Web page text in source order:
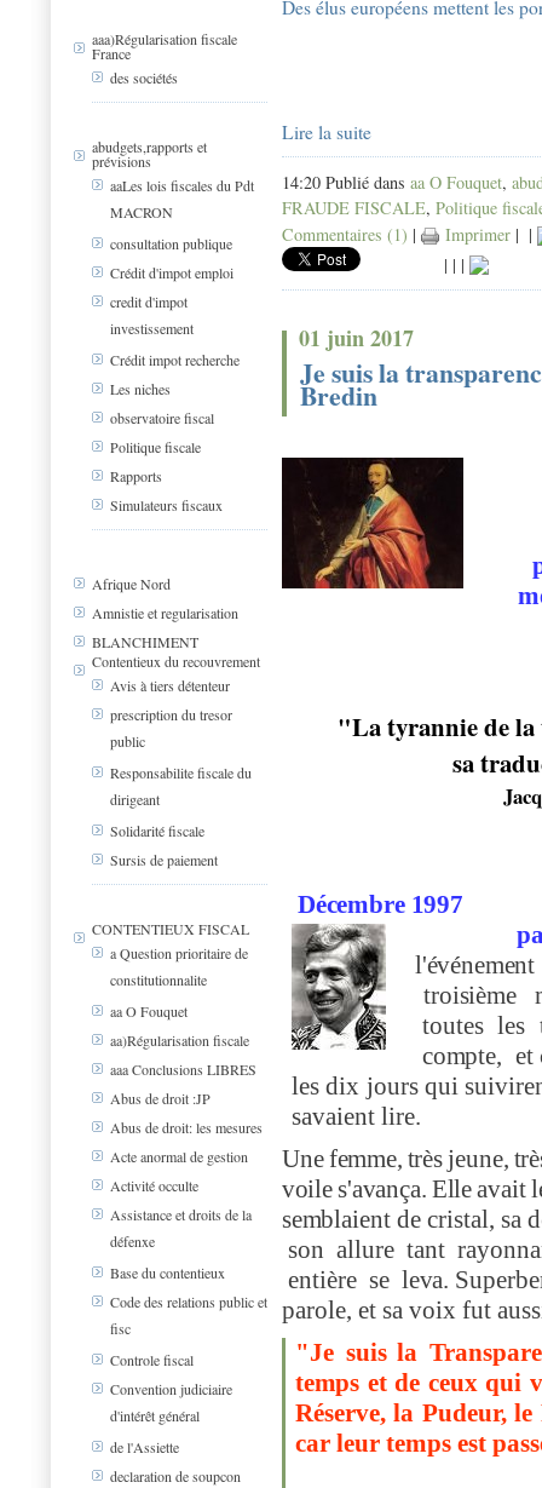
aaa)Régularisation fiscale
France
des sociétés
abudgets,rapports et
prévisions
aaLes lois fiscales du Pdt
MACRON
consultation publique
Crédit d'impot emploi
credit d'impot
investissement
Crédit impot recherche
Les niches
observatoire fiscal
Politique fiscale
Rapports
Simulateurs fiscaux
Afrique Nord
Amnistie et regularisation
BLANCHIMENT
Contentieux du recouvrement
Avis à tiers détenteur
prescription du tresor
public
Responsabilite fiscale du
dirigeant
Solidarité fiscale
Sursis de paiement
CONTENTIEUX FISCAL
a Question prioritaire de
constitutionnalite
aa O Fouquet
aa)Régularisation fiscale
aaa Conclusions LIBRES
Abus de droit :JP
Abus de droit: les mesures
Acte anormal de gestion
Activité occulte
Assistance et droits de la
défenxe
Base du contentieux
Code des relations public et
fisc
Controle fiscal
Convention judiciaire
d'intérêt général
de l'Assiette
declaration de soupcon
Des élus européens mettent les
Lire la suite
14:20 Publié dans aa O Fouquet,
FRAUDE FISCALE, Politique
Commentaires (1) | Imprimer | |
| | |
01 juin 2017
Je suis la
Bredin
"La tyrannie de la
sa
Décembre 1997
l'événemen
troisième
toutes les
compte, et
les dix jours qui suiv
savaient lire.
Unefemme, très jeune, trè
voiles'avança. Elleavait
semblaient de cristal, sa
son allure tant
entière se leva. Superbe
parole, et sa voix fut
"Je suis la
temps et de ceux quiv
Réserve, la Pudeur, le
car leur temps est